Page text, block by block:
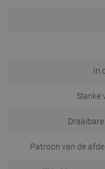
In
Slanke
Patroon van de